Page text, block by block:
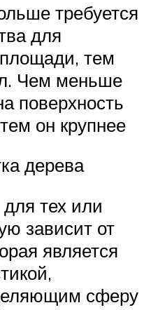
требуется
для
тем
Чем меньше
поверхность
он крупнее
дерева
тех или
зависит от
является
сферу